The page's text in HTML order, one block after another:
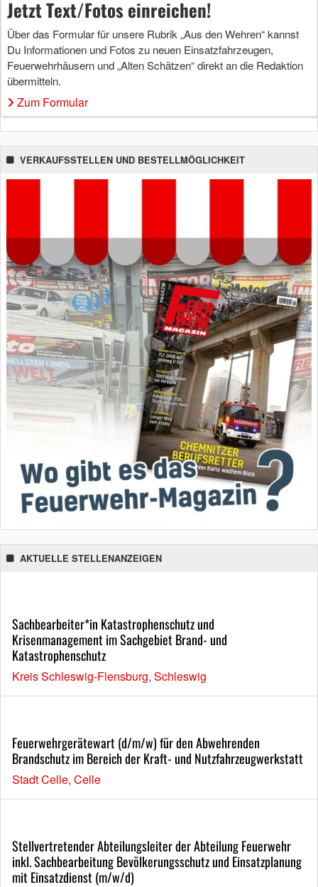
Jetzt Text/Fotos einreichen!
Über das Formular für unsere Rubrik „Aus den Wehren“ kannst
Du Informationen und Fotos zu neuen Einsatzfahrzeugen,
Feuerwehrhäusern und „Alten Schätzen“ direkt an die Redaktion
übermitteln.
Zum Formular
VERKAUFSSTELLEN UND BESTELLMÖGLICHKEIT
AKTUELLE STELLENANZEIGEN
Sachbearbeiter*in Katastrophenschutz und
Krisenmanagement im Sachgebiet Brand- und
Katastrophenschutz
Kreis Schleswig-Flensburg, Schleswig
Feuerwehrgerätewart (d/m/w) für den Abwehrenden
Brandschutz im Bereich der Kraft- und Nutzfahrzeugwerkstatt
Stadt Celle, Celle
Stellvertretender Abteilungsleiter der Abteilung Feuerwehr
inkl. Sachbearbeitung Bevölkerungsschutz und Einsatzplanung
mit Einsatzdienst (m/w/d)